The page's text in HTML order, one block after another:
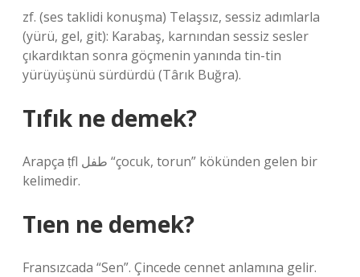
zf. (ses taklidi konuşma) Telaşsız, sessiz adımlarla
(yürü, gel, git): Karabaş, karnından sessiz sesler
çıkardıktan sonra göçmenin yanında tin-tin
yürüyüşünü sürdürdü (Târık Buğra).
Tıfık ne demek?
Arapça ṭfl طفل “çocuk, torun” kökünden gelen bir
kelimedir.
Tıen ne demek?
Fransızcada “Sen”. Çincede cennet anlamına gelir.